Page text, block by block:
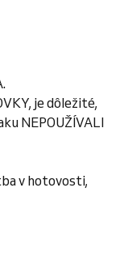
je dôležité,
NEPOUŽÍVALI
v hotovosti,